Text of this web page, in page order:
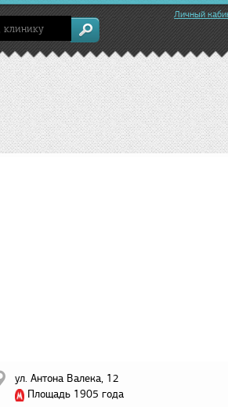
Личный
ул. Антона Валека, 12
Площадь 1905 года